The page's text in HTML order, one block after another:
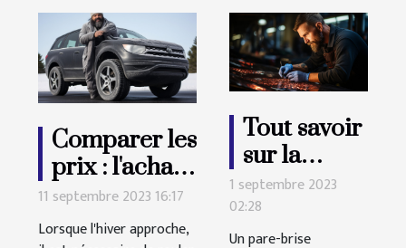
Comparer les
prix : l'achat
de pneus
d'hiver
11 septembre 2023 16:17
Lorsque l'hiver approche,
Tout savoir
sur la
réparation
d'un pare-
brise
1 septembre 2023
02:28
Un pare-brise